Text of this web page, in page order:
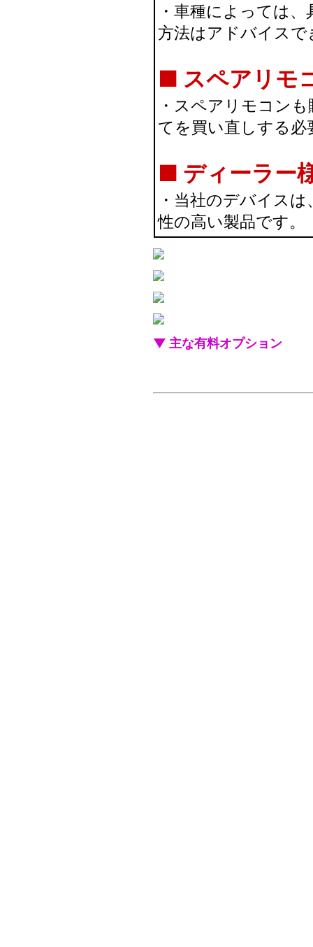
・車種によっては
方法はアドバイスで
■ スペアリモ
・スペアリモコン
てを買い直しする
■ ディーラー
・当社のデバイス
性の高い製品です。
▼ 主な有料オプション